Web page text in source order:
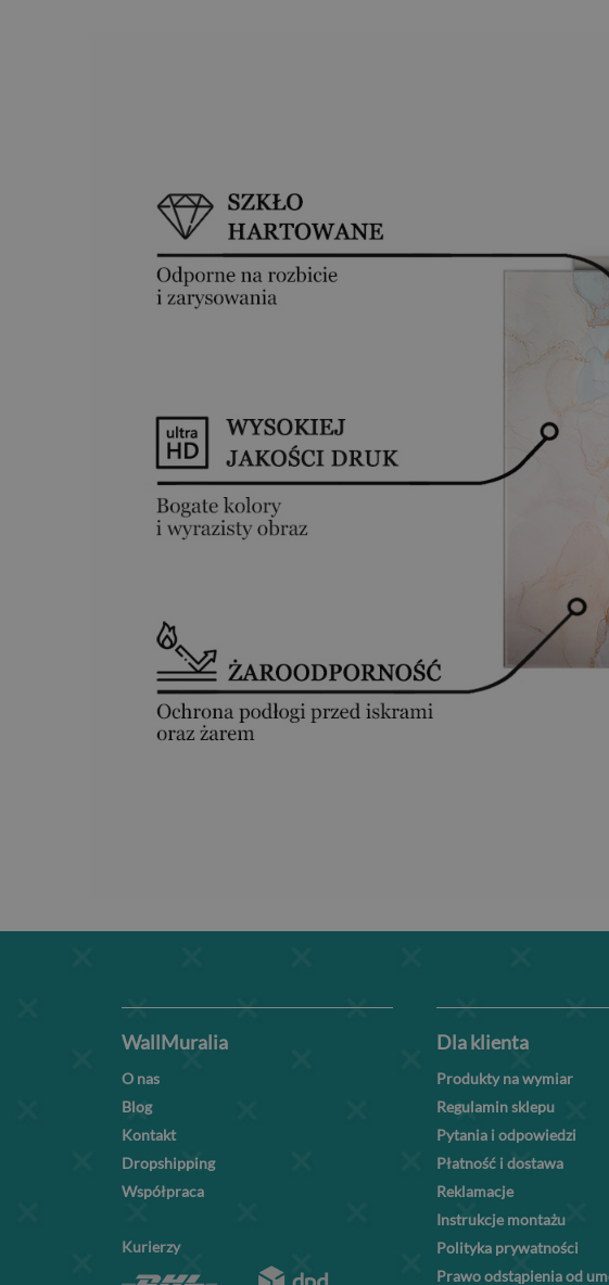
WallMuralia
O nas
Blog
Kontakt
Dropshipping
Współpraca
Kurierzy
Dla klienta
Produkty na wymiar
Regulamin sklepu
Pytania i odpowiedzi
Płatność i dostawa
Reklamacje
Instrukcje montażu
Polityka prywatności
Prawo odstąpienia od